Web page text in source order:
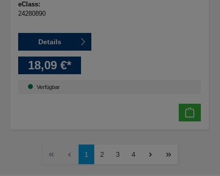
eClass:
24280890
Details
18,09 €*
Verfügbar
1 2 3 4